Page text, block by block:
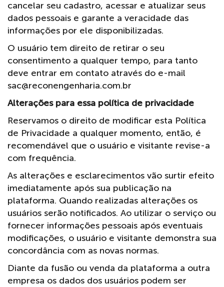
cancelar seu cadastro, acessar e atualizar seus
dados pessoais e garante a veracidade das
informações por ele disponibilizadas.
O usuário tem direito de retirar o seu
consentimento a qualquer tempo, para tanto
deve entrar em contato através do e-mail
sac@reconengenharia.com.br
Alterações para essa política de privacidade
Reservamos o direito de modificar esta Política
de Privacidade a qualquer momento, então, é
recomendável que o usuário e visitante revise-a
com frequência.
As alterações e esclarecimentos vão surtir efeito
imediatamente após sua publicação na
plataforma. Quando realizadas alterações os
usuários serão notificados. Ao utilizar o serviço ou
fornecer informações pessoais após eventuais
modificações, o usuário e visitante demonstra sua
concordância com as novas normas.
Diante da fusão ou venda da plataforma a outra
empresa os dados dos usuários podem ser